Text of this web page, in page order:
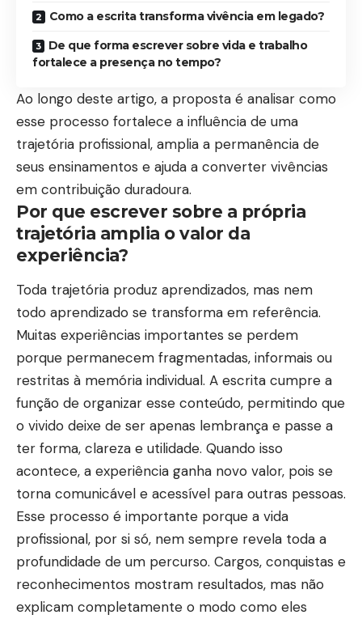
Como a escrita transforma vivência em legado?
De que forma escrever sobre vida e trabalho
fortalece a presença no tempo?
Ao longo deste artigo, a proposta é analisar como
esse processo fortalece a influência de uma
trajetória profissional, amplia a permanência de
seus ensinamentos e ajuda a converter vivências
em contribuição duradoura.
Por que escrever sobre a própria
trajetória amplia o valor da
experiência?
Toda trajetória produz aprendizados, mas nem
todo aprendizado se transforma em referência.
Muitas experiências importantes se perdem
porque permanecem fragmentadas, informais ou
restritas à memória individual. A escrita cumpre a
função de organizar esse conteúdo, permitindo que
o vivido deixe de ser apenas lembrança e passe a
ter forma, clareza e utilidade. Quando isso
acontece, a experiência ganha novo valor, pois se
torna comunicável e acessível para outras pessoas.
Esse processo é importante porque a vida
profissional, por si só, nem sempre revela toda a
profundidade de um percurso. Cargos, conquistas e
reconhecimentos mostram resultados, mas não
explicam completamente o modo como eles